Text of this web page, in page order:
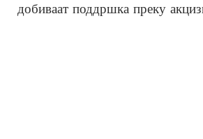
добиваат поддршка преку